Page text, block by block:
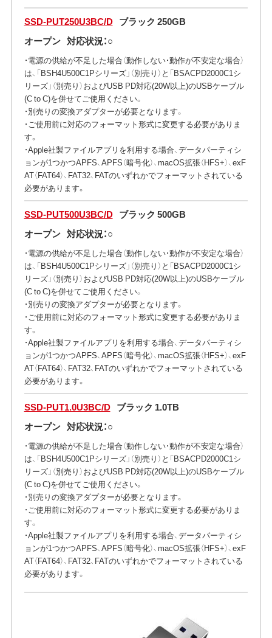
SSD-PUT250U3BC/D ブラック 250GB
オープン 対応状況：○
・電源の供給が不足した場合（動作しない・動作が不安定な場合）
は、「BSH4U500C1Pシリーズ」（別売り）と「BSACPD2000C1シ
リーズ」（別売り）およびUSB PD対応(20W以上)のUSBケーブル
(C to C)を併せてご使用ください。
・別売りの変換アダプターが必要となります。
・ご使用前に対応のフォーマット形式に変更する必要がありま
す。
・Apple社製ファイルアプリを利用する場合、データパーティシ
ョンが1つかつAPFS、APFS（暗号化）、macOS拡張（HFS+）、exF
AT（FAT64）、FAT32、FATのいずれかでフォーマットされている
必要があります。
SSD-PUT500U3BC/D ブラック 500GB
オープン 対応状況：○
・電源の供給が不足した場合（動作しない・動作が不安定な場合）
は、「BSH4U500C1Pシリーズ」（別売り）と「BSACPD2000C1シ
リーズ」（別売り）およびUSB PD対応(20W以上)のUSBケーブル
(C to C)を併せてご使用ください。
・別売りの変換アダプターが必要となります。
・ご使用前に対応のフォーマット形式に変更する必要がありま
す。
・Apple社製ファイルアプリを利用する場合、データパーティシ
ョンが1つかつAPFS、APFS（暗号化）、macOS拡張（HFS+）、exF
AT（FAT64）、FAT32、FATのいずれかでフォーマットされている
必要があります。
SSD-PUT1.0U3BC/D ブラック 1.0TB
オープン 対応状況：○
・電源の供給が不足した場合（動作しない・動作が不安定な場合）
は、「BSH4U500C1Pシリーズ」（別売り）と「BSACPD2000C1シ
リーズ」（別売り）およびUSB PD対応(20W以上)のUSBケーブル
(C to C)を併せてご使用ください。
・別売りの変換アダプターが必要となります。
・ご使用前に対応のフォーマット形式に変更する必要がありま
す。
・Apple社製ファイルアプリを利用する場合、データパーティシ
ョンが1つかつAPFS、APFS（暗号化）、macOS拡張（HFS+）、exF
AT（FAT64）、FAT32、FATのいずれかでフォーマットされている
必要があります。